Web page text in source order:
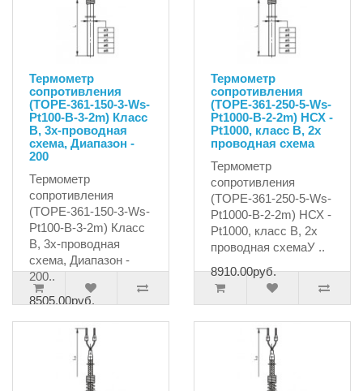
Термометр
сопротивления
(TOPE-361-150-3-Ws-
Pt100-B-3-2m) Класс
В, 3х-проводная
схема, Диапазон -
200
Термометр
сопротивления
(TOPE-361-150-3-Ws-
Pt100-B-3-2m) Класс
В, 3х-проводная
схема, Диапазон -
200..
8505.00руб.
Термометр
сопротивления
(TOPE-361-250-5-Ws-
Pt1000-B-2-2m) НСХ -
Pt1000, класс В, 2х
проводная схема
Термометр
сопротивления
(TOPE-361-250-5-Ws-
Pt1000-B-2-2m) НСХ -
Pt1000, класс В, 2х
проводная схемаУ ..
8910.00руб.